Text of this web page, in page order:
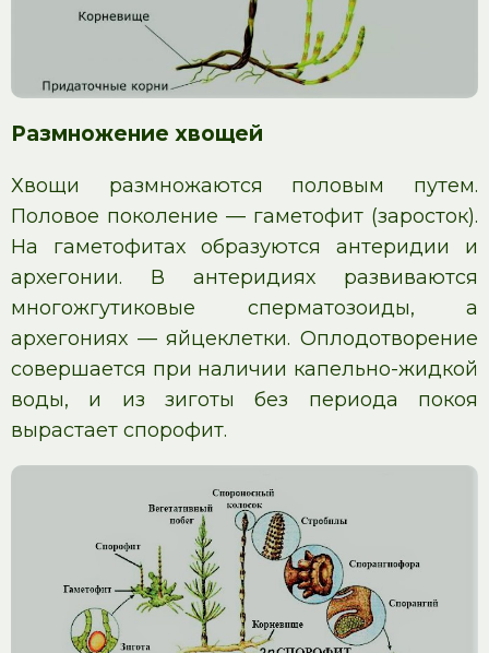
Размножение хвощей
Хвощи размножаются половым путем.
Половое поколение — гаметофит (заросток).
На гаметофитах образуются антеридии и
архегонии. В антеридиях развиваются
многожгутиковые сперматозоиды, а
архегониях — яйцеклетки. Оплодотворение
совершается при наличии капельно-жидкой
воды, и из зиготы без периода покоя
вырастает спорофит.